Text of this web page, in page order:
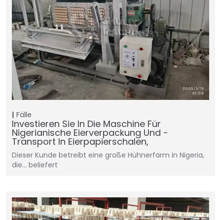
Fälle
Investieren Sie In Die Maschine Für
Nigerianische Eierverpackung Und -
Transport In Eierpapierschalen,
Dieser Kunde betreibt eine große Hühnerfarm in Nigeria,
die... beliefert